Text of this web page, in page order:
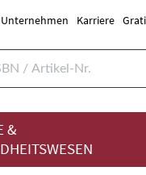
Unternehmen Karriere
&